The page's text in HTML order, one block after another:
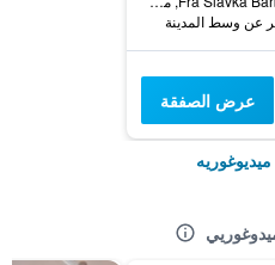
عرض الصفقة